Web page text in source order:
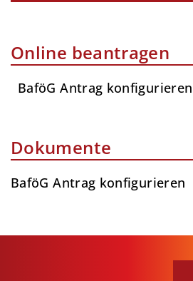
Online beantragen
BaföG Antrag konfigurieren
Dokumente
BaföG Antrag konfigurieren